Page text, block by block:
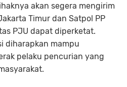
akan segera mengirim
Timur dan Satpol PP
PJU dapat diperketat.
diharapkan mampu
pelaku pencurian yang